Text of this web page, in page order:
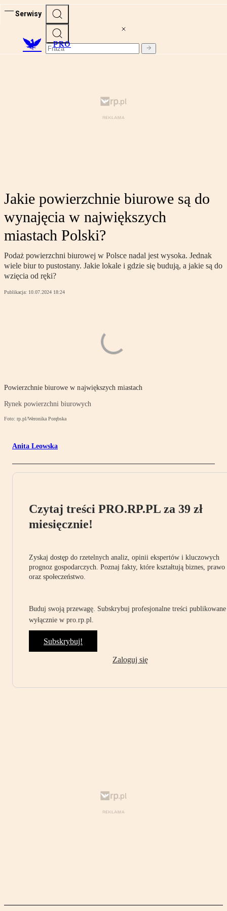
Serwisy
PRO
Jakie powierzchnie biurowe są do
wynajęcia w największych
miastach Polski?
Podaż powierzchni biurowej w Polsce nadal jest wysoka. Jednak
wiele biur to pustostany. Jakie lokale i gdzie się budują, a jakie są do
wzięcia od ręki?
Publikacja: 10.07.2024 18:24
Powierzchnie biurowe w największych miastach
Rynek powierzchni biurowych
Foto: rp.pl/Weronika Porębska
Anita Leowska
Czytaj treści PRO.RP.PL za 39 zł
miesięcznie!
Zyskaj dostęp do rzetelnych analiz, opinii ekspertów i kluczowych
prognoz gospodarczych. Poznaj fakty, które kształtują biznes, prawo
oraz społeczeństwo.
Buduj swoją przewagę. Subskrybuj profesjonalne treści publikowane
wyłącznie w pro.rp.pl.
Subskrybuj!
Zaloguj się